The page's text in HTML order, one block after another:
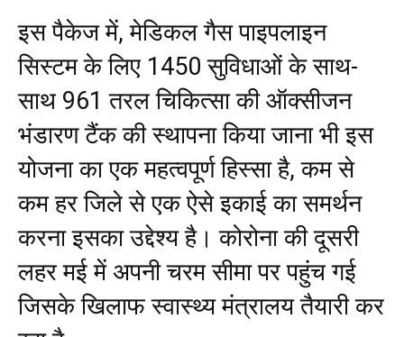
इस पैकेज में, मेडिकल गैस पाइपलाइन
सिस्टम के लिए 1450 सुविधाओं के साथ-
साथ 961 तरल चिकित्सा की ऑक्सीजन
भंडारण टैंक की स्थापना किया जाना भी इस
योजना का एक महत्वपूर्ण हिस्सा है, कम से
कम हर जिले से एक ऐसे इकाई का समर्थन
करना इसका उद्देश्य है। कोरोना की दूसरी
लहर मई में अपनी चरम सीमा पर पहुंच गई
जिसके खिलाफ स्वास्थ्य मंत्रालय तैयारी कर